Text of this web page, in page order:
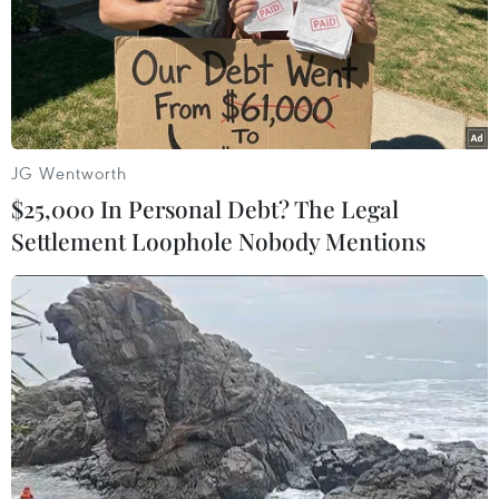
đường nét không kém phần sắc sảo.
JG Wentworth
$25,000 In Personal Debt? The Legal
Settlement Loophole Nobody Mentions